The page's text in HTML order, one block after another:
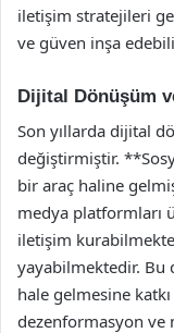
iletişim stratejileri
ve güven inşa
Dijital Dönüşüm
Son yıllarda dijital
değiştirmiştir.
bir araç haline
medya platformları
iletişim
yayabilmektedir.
hale gelmesine
dezenformasyon ve